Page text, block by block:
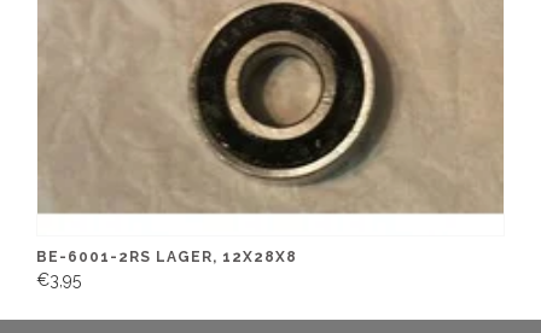
BE-6001-2RS LAGER, 12X28X8
€3,95